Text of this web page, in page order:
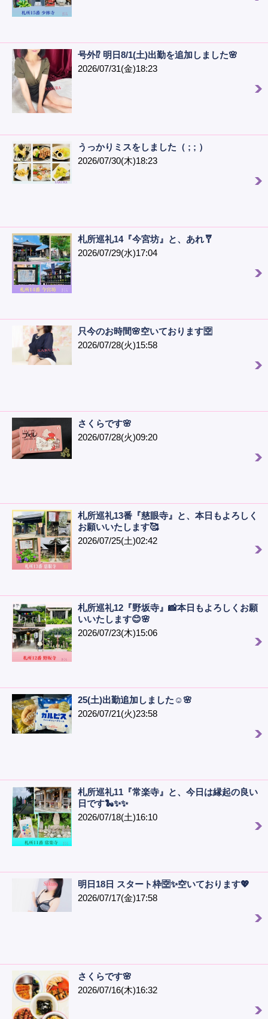
号外⁉️ 明日8/1(土)出勤を追加しました🌸
2026/07/31(金)18:23
うっかりミスをしました（ ; ; ）
2026/07/30(木)18:23
札所巡礼14『今宮坊』と、あれ🩼
2026/07/29(水)17:04
只今のお時間🌸空いております🈳
2026/07/28(火)15:58
さくらです🌸
2026/07/28(火)09:20
札所巡礼13番『慈眼寺』と、本日もよろしく
お願いいたします🥰
2026/07/25(土)02:42
札所巡礼12『野坂寺』📸本日もよろしくお願
いいたします😊🌸
2026/07/23(木)15:06
25(土)出勤追加しました☺️🌸
2026/07/21(火)23:58
札所巡礼11『常楽寺』と、今日は縁起の良い
日です🐍✨✨
2026/07/18(土)16:10
明日18日 スタート枠🈳✨空いております💖
2026/07/17(金)17:58
さくらです🌸
2026/07/16(木)16:32